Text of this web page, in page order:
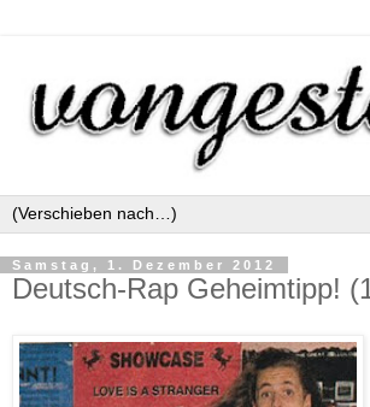
Samstag, 1. Dezember 2012
Deutsch-Rap Geheimtipp!